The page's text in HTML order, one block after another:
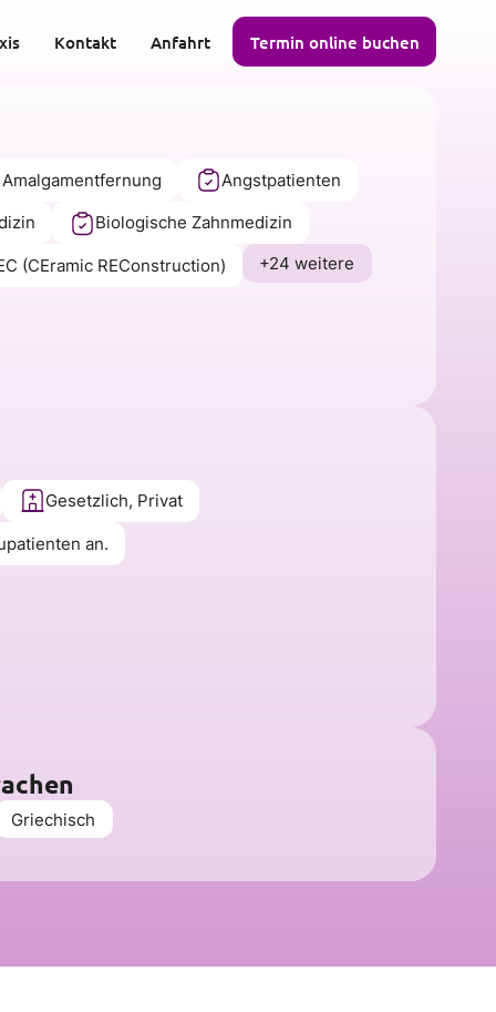
Kontakt Anfahrt Termin online buchen
Angstpatienten
Biologische Zahnmedizin
(CEramic REConstruction) +24 weitere
Gesetzlich, Privat
an.
Griechisch